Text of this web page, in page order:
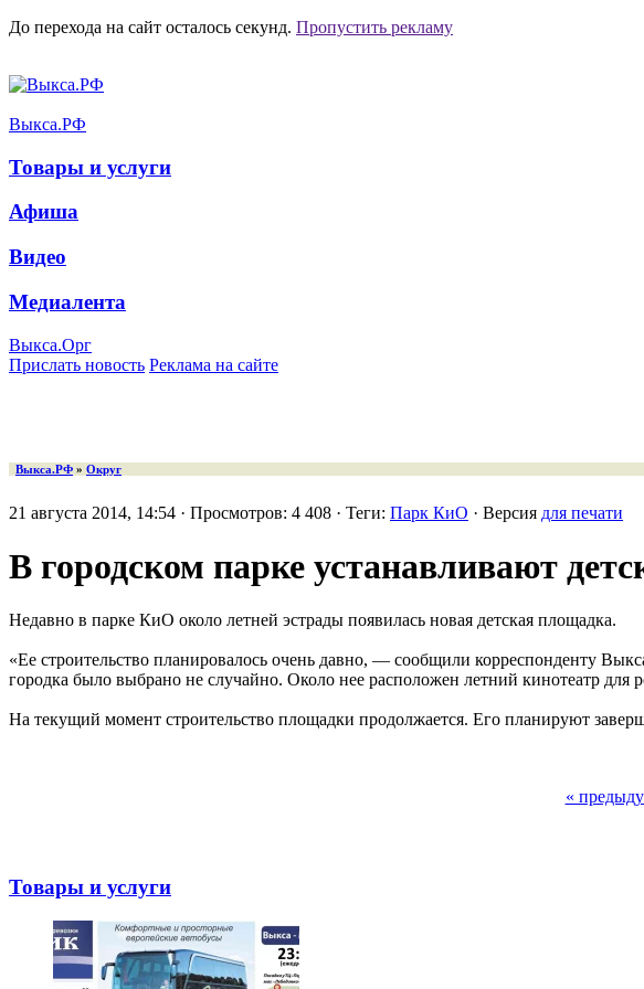
До перехода на сайт осталось секунд. Пропустить рекламу
Выкса.РФ
Товары и услуги
Афиша
Видео
Медиалента
Выкса.Орг
Прислать новость Реклама на сайте
Выкса.РФ » Округ
21 августа 2014, 14:54 · Просмотров: 4 408 · Теги: Парк КиО · Версия для печати
В городском парке устанавливают
Недавно в парке КиО около летней эстрады появилась новая детская площадка.
«Ее строительство планировалось очень давно, — сообщили корреспонденту
городка было выбрано не случайно. Около нее расположен летний кинотеатр для
На текущий момент строительство площадки продолжается. Его планируют
«
Товары и услуги